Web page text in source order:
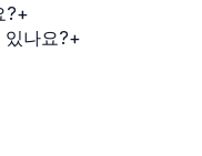
?+
나요?+